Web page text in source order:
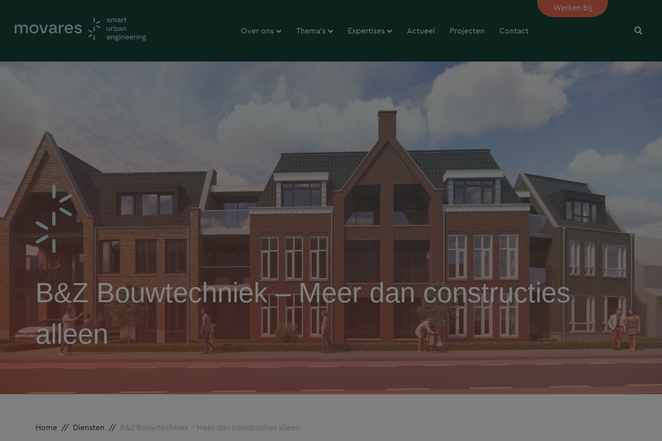
Over ons Thema’s Expertises Actueel Projecten Contact
Werken bij
B&Z Bouwtechniek – Meer dan constructies
alleen
Home // Diensten // B&Z Bouwtechniek – Meer dan constructies alleen